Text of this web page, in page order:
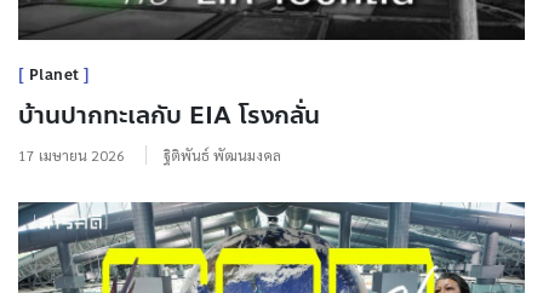
Planet
บ้านปากทะเลกับ EIA โรงกลั่น
17 เมษายน 2026 ฐิติพันธ์ พัฒนมงคล